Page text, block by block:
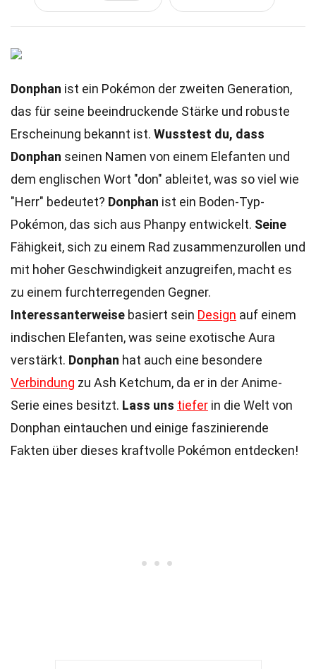
Donphan ist ein Pokémon der zweiten Generation,
das für seine beeindruckende Stärke und robuste
Erscheinung bekannt ist. Wusstest du, dass
Donphan seinen Namen von einem Elefanten und
dem englischen Wort "don" ableitet, was so viel wie
"Herr" bedeutet? Donphan ist ein Boden-Typ-
Pokémon, das sich aus Phanpy entwickelt. Seine
Fähigkeit, sich zu einem Rad zusammenzurollen und
mit hoher Geschwindigkeit anzugreifen, macht es
zu einem furchterregenden Gegner.
Interessanterweise basiert sein Design auf einem
indischen Elefanten, was seine exotische Aura
verstärkt. Donphan hat auch eine besondere
Verbindung zu Ash Ketchum, da er in der Anime-
Serie eines besitzt. Lass uns tiefer in die Welt von
Donphan eintauchen und einige faszinierende
Fakten über dieses kraftvolle Pokémon entdecken!